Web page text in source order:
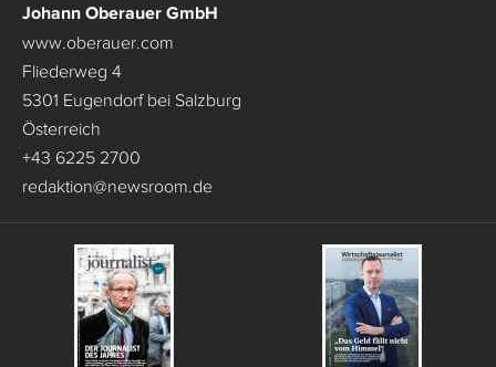
Johann Oberauer GmbH
www.oberauer.com
Fliederweg 4
5301 Eugendorf bei Salzburg
Österreich
+43 6225 2700
redaktion@newsroom.de